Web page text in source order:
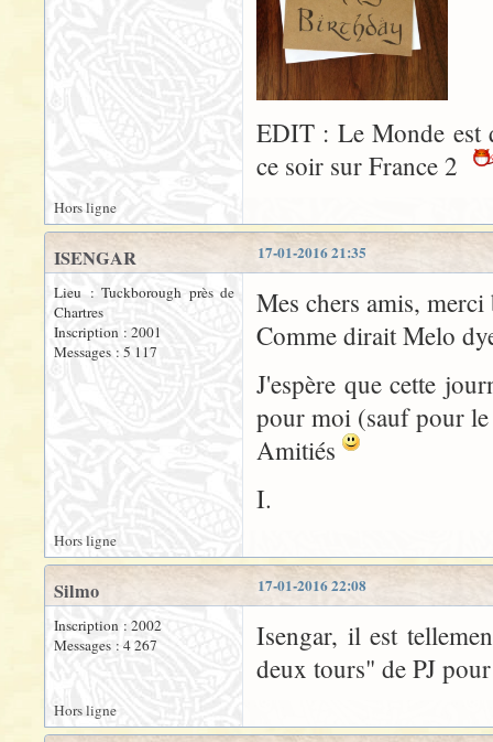
EDIT : Le Monde est
ce soir sur France 2
Hors ligne
17-01-2016 21:35
ISENGAR
Lieu : Tuckborough près de
Chartres
Inscription : 2001
Messages : 5 117
Mes chers amis,
Comme dirait Melo
J'espère que cette
pour moi (sauf pour
Amitiés
I.
Hors ligne
17-01-2016 22:08
Silmo
Inscription : 2002
Messages : 4 267
Isengar, il est
deux tours" de PJ
Hors ligne